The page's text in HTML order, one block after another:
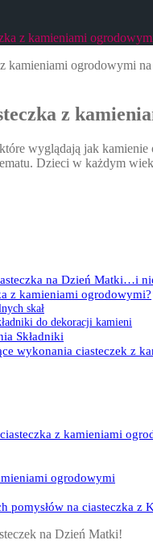
z kamieniami
z
wyglądają jak
Dzieci w każdym
na Dzień Matki…i
z kamieniami ogrodowymi?
skał
do dekoracji kamieni
Składniki
wykonania ciasteczek z
z kamieniami
ogrodowymi
pomysłów na ciasteczka z
na Dzień Matki!